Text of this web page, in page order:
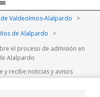
Valdeolmos-Alalpardo
>
de Alalpardo
>
el proceso de admisión en
Alalpardo
y recibe noticias y avisos